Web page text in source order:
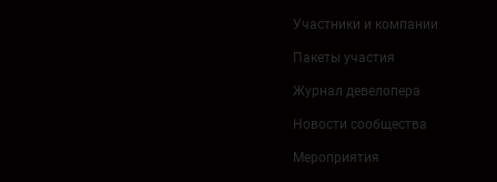
Участники и компании
Пакеты участия
Журнал девелопера
Новости сообщества
Мероприятия